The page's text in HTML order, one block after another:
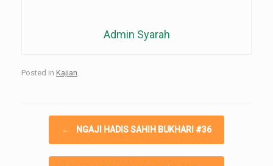
Admin Syarah
Posted in Kajian
← NGAJI HADIS SAHIH BUKHARI #36